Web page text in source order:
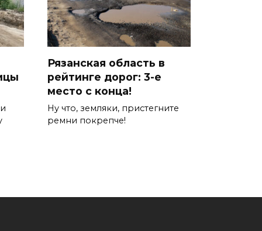
Рязанская область в
рейтинге дорог: 3-е
место с конца!
Ну что, земляки, пристегните
ремни покрепче!